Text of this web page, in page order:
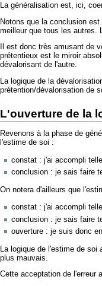
La généralisation est, ici,
Notons que la conclusion
meilleur que tous les autres.
Il est donc très amusant de
prétentieux est le miroir
dévalorisant de l'autre.
La logique de la
prétention/dévalorisation de
L'ouverture de la
Revenons à la phase de
l'estime de soi :
constat : j'ai accompli
conclusion : je sais faire
On notera d'ailleurs que
constat : j'ai accompli
conclusion : je sais faire
ouverture : je suis donc
La logique de l'estime de soi
plus mauvais.
Cette acceptation de l'erreur